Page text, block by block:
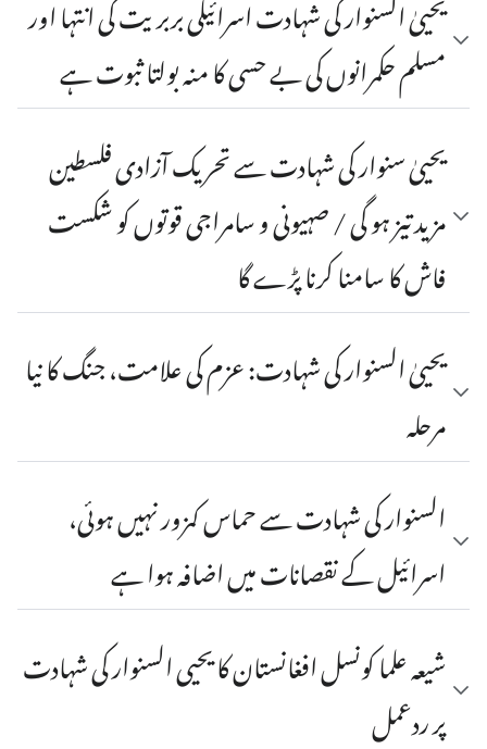
مسلم حکمرانوں کی بے حسی کا منہ بولتا ثبوت ہے
یحییٰ سنوار کی شہادت سے تحریک آزادی فلسطین
مزید تیز ہو گی / صہیونی و سامراجی قوتوں کو شکست
فاش کا سامنا کرنا پڑے گا
یحییٰ السنوار کی شہادت: عزم کی علامت، جنگ کا نیا
مرحلہ
السنوار کی شہادت سے حماس کمزور نہیں ہوئی،
اسرائیل کے نقصانات میں اضافہ ہوا ہے
شیعہ علما کونسل افغانستان کا یحیی السنوار کی شہادت
پر ردعمل